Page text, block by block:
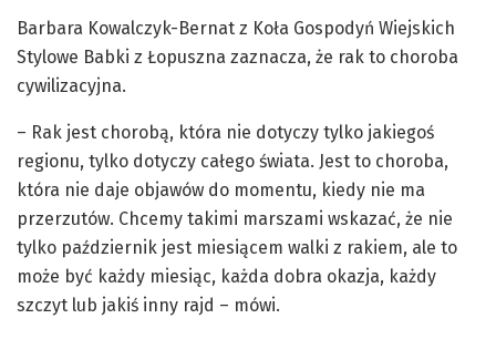
Barbara Kowalczyk-Bernat z Koła Gospodyń Wiejskich
Stylowe Babki z Łopuszna zaznacza, że rak to choroba
cywilizacyjna.
– Rak jest chorobą, która nie dotyczy tylko jakiegoś
regionu, tylko dotyczy całego świata. Jest to choroba,
która nie daje objawów do momentu, kiedy nie ma
przerzutów. Chcemy takimi marszami wskazać, że nie
tylko październik jest miesiącem walki z rakiem, ale to
może być każdy miesiąc, każda dobra okazja, każdy
szczyt lub jakiś inny rajd – mówi.